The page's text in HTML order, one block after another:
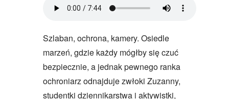
Szlaban, ochrona, kamery. Osiedle
marzeń, gdzie każdy mógłby się czuć
bezpiecznie, a jednak pewnego ranka
ochroniarz odnajduje zwłoki Zuzanny,
studentki dziennikarstwa i aktywistki,